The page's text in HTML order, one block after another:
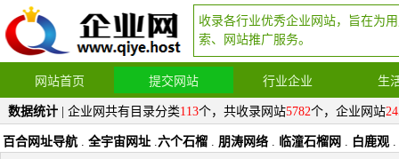
收录各行业优秀企业网站，旨在为
索、网站推广服务。
网站首页 提交网站 行业企业 生
数据统计 | 企业网共有目录分类113个，共收录网站5782个，企业网站
百合网址导航 . 全宇宙网址 .六个石榴 . 朋涛网络 . 临潼石榴网 . 白鹿观 .